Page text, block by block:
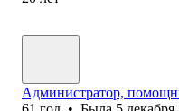
Администратор,